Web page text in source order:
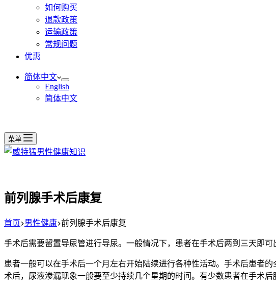
如何购买
退款政策
运输政策
常规问题
优惠
简体中文
English
简体中文
菜单
前列腺手术后康复
首页 男性健康 前列腺手术后康复
手术后需要留置导尿管进行导尿。一般情况下，患者在手术后两到三天即
患者一般可以在手术后一个月左右开始陆续进行各种性活动。手术后患者
术后，尿液渗漏现象一般要至少持续几个星期的时间。有少数患者在手术